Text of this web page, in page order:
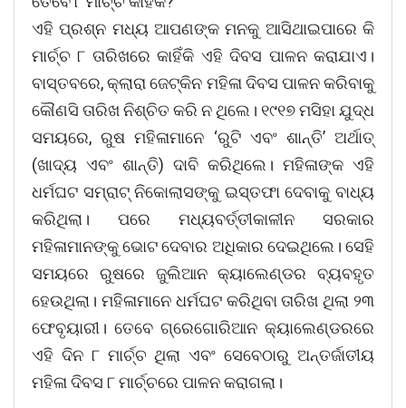
ଏହି ପ୍ରଶ୍ନ ମଧ୍ୟ ଆପଣଙ୍କ ମନକୁ ଆସିଥାଇପାରେ କି
ମାର୍ଚ୍ଚ ୮ ତାରିଖରେ କାହିଁକି ଏହି ଦିବସ ପାଳନ କରାଯାଏ।
ବାସ୍ତବରେ, କ୍ଲାରା ଜେଟ୍କିନ ମହିଳା ଦିବସ ପାଳନ କରିବାକୁ
କୌଣସି ତାରିଖ ନିଶ୍ଚିତ କରି ନ ଥିଲେ। ୧୯୧୭ ମସିହା ଯୁଦ୍ଧ
ସମୟରେ, ରୁଷ ମହିଳାମାନେ ‘ରୁଟି ଏବଂ ଶାନ୍ତି’ ଅର୍ଥାତ୍
(ଖାଦ୍ୟ ଏବଂ ଶାନ୍ତି) ଦାବି କରିଥିଲେ। ମହିଳାଙ୍କ ଏହି
ଧର୍ମଘଟ ସମ୍ରାଟ୍ ନିକୋଲାସଙ୍କୁ ଇସ୍ତଫା ଦେବାକୁ ବାଧ୍ୟ
କରିଥିଲା। ପରେ ମଧ୍ୟବର୍ତ୍ତୀକାଳୀନ ସରକାର
ମହିଳାମାନଙ୍କୁ ଭୋଟ ଦେବାର ଅଧିକାର ଦେଇଥିଲେ। ସେହି
ସମୟରେ ରୁଷରେ ଜୁଲିଆନ କ୍ୟାଲେଣ୍ଡର ବ୍ୟବହୃତ
ହେଉଥିଲା। ମହିଳାମାନେ ଧର୍ମଘଟ କରିଥିବା ତାରିଖ ଥିଲା ୨୩
ଫେବୃୟାରୀ। ତେବେ ଗ୍ରେଗୋରିଆନ କ୍ୟାଲେଣ୍ଡରରେ
ଏହି ଦିନ ୮ ମାର୍ଚ୍ଚ ଥିଲା ଏବଂ ସେବେଠାରୁ ଅନ୍ତର୍ଜାତୀୟ
ମହିଳା ଦିବସ ୮ ମାର୍ଚ୍ଚରେ ପାଳନ କରାଗଲା।